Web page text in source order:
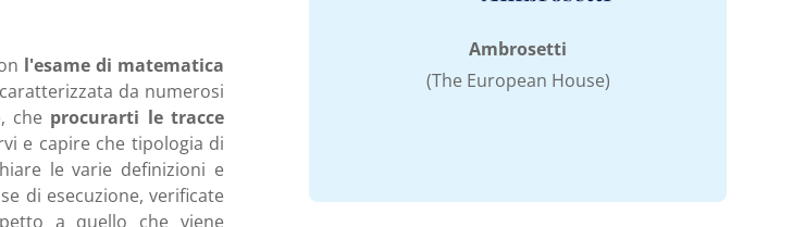
l'esame di matematica
caratterizzata da numerosi
che procurarti le tracce
e capire che tipologia di
le varie definizioni e
di esecuzione, verificate
a quello che viene
Ambrosetti
(The European House)